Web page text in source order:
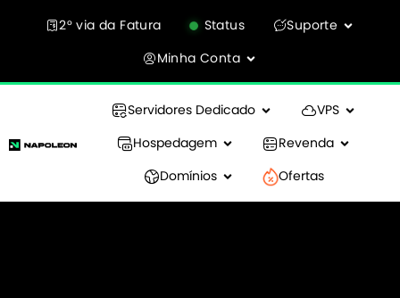
2° via da Fatura Status
Suporte
Minha Conta
Servidores Dedicado
VPS
Hospedagem
Revenda
Domínios
Ofertas